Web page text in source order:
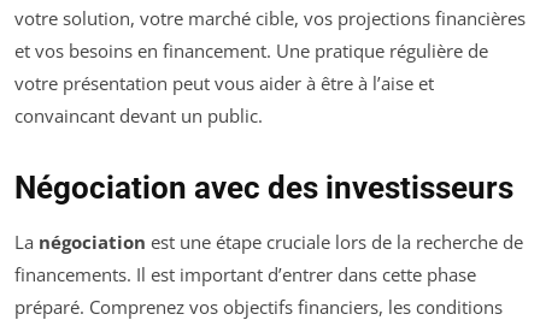
votre solution, votre marché cible, vos projections financières
et vos besoins en financement. Une pratique régulière de
votre présentation peut vous aider à être à l’aise et
convaincant devant un public.
Négociation avec des investisseurs
La négociation est une étape cruciale lors de la recherche de
financements. Il est important d’entrer dans cette phase
préparé. Comprenez vos objectifs financiers, les conditions